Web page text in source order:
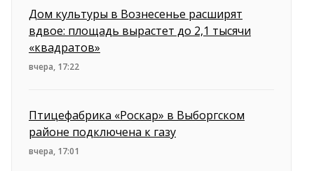
Дом культуры в Вознесенье расширят
вдвое: площадь вырастет до 2,1 тысячи
«квадратов»
вчера, 17:22
Птицефабрика «Роскар» в Выборгском
районе подключена к газу
вчера, 17:01